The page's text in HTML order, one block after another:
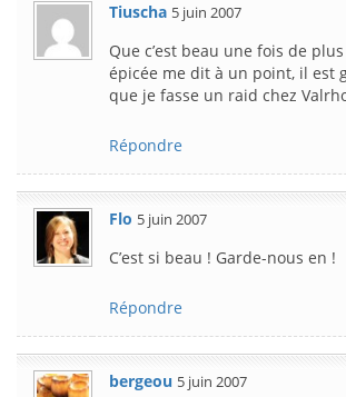
Tiuscha 5 juin 2007
Que c’est beau une fois de
épicée me dit à un point, il est
que je fasse un raid chez
Répondre
Flo 5 juin 2007
C’est si beau ! Garde-nous en !
Répondre
bergeou 5 juin 2007